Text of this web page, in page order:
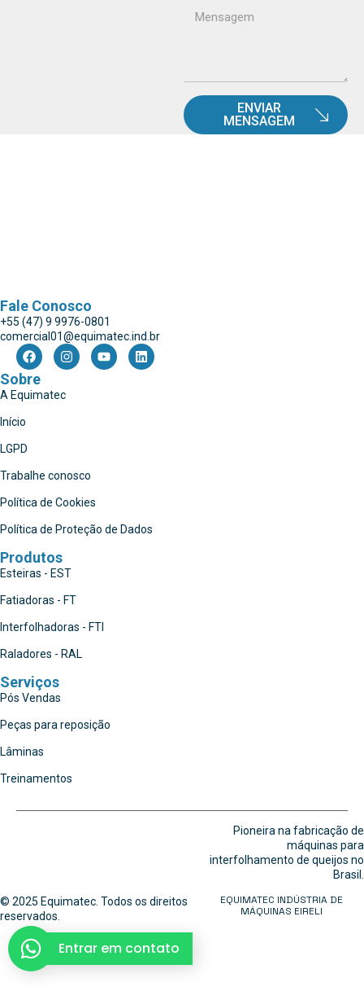
ENVIAR
MENSAGEM
Fale Conosco
+55 (47) 9 9976-0801
comercial01@equimatec.ind.br
Sobre
A Equimatec
Início
LGPD
Trabalhe conosco
Política de Cookies
Política de Proteção de Dados
Produtos
Esteiras - EST
Fatiadoras - FT
Interfolhadoras - FTI
Raladores - RAL
Serviços
Pós Vendas
Peças para reposição
Lâminas
Treinamentos
Pioneira na fabricação de
máquinas para
interfolhamento de queijos no
Brasil.
© 2025 Equimatec. Todos os direitos
reservados.
EQUIMATEC INDÚSTRIA DE
MÁQUINAS EIRELI
Entrar em contato